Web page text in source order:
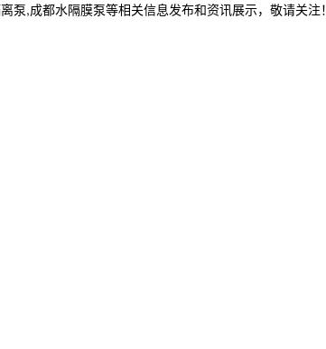
泵,成都水隔膜泵等相关信息发布和资讯展示，敬请关注！